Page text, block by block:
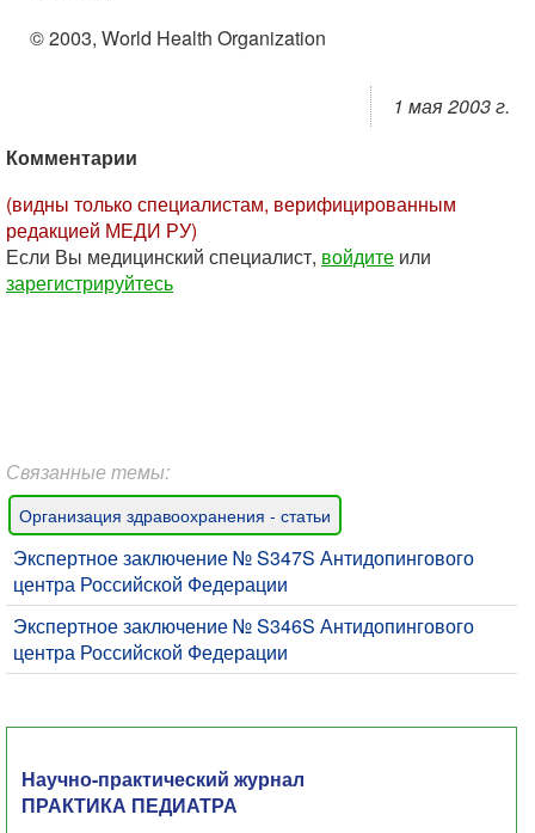
© 2003, World Health Organization
1 мая 2003 г.
Комментарии
(видны только специалистам, верифицированным
редакцией МЕДИ РУ)
Если Вы медицинский специалист, войдите или
зарегистрируйтесь
Связанные темы:
Организация здравоохранения - статьи
Экспертное заключение № S347S Антидопингового
центра Российской Федерации
Экспертное заключение № S346S Антидопингового
центра Российской Федерации
Научно-практический журнал
ПРАКТИКА ПЕДИАТРА